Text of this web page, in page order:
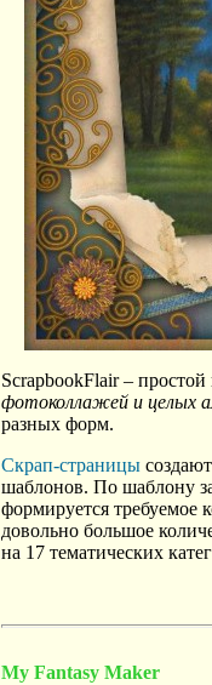
ScrapbookFlair –
фотоколлажей и целых
разных форм.
Скрап-страницы
шаблонов. По шаблону
формируется требуемое
довольно большое
на 17 тематических
My Fantasy Maker